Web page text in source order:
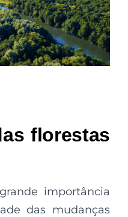
florestas
importância
das mudanças